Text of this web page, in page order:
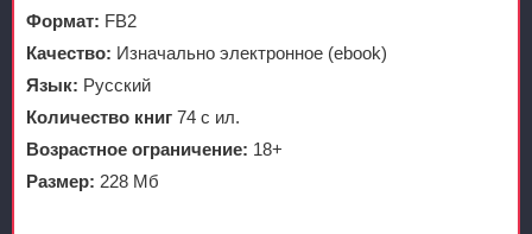
Формат: FB2
Качество: Изначально электронное (ebook)
Язык: Русский
Количество книг 74 с ил.
Возрастное ограничение: 18+
Размер: 228 Мб